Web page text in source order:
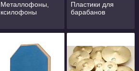
Металлофоны,
ксилофоны
Пластики для
барабанов